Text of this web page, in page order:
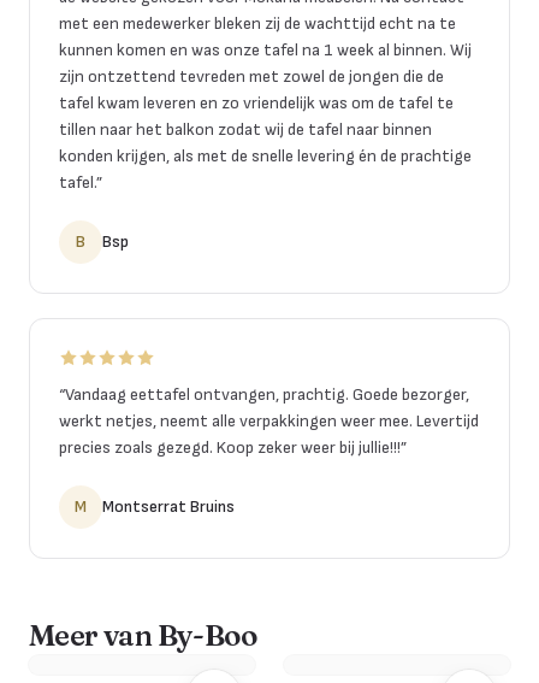
met een medewerker bleken zij de wachttijd echt na te
kunnen komen en was onze tafel na 1 week al binnen. Wij
zijn ontzettend tevreden met zowel de jongen die de
tafel kwam leveren en zo vriendelijk was om de tafel te
tillen naar het balkon zodat wij de tafel naar binnen
konden krijgen, als met de snelle levering én de prachtige
tafel.”
B Bsp
“Vandaag eettafel ontvangen, prachtig. Goede bezorger,
werkt netjes, neemt alle verpakkingen weer mee. Levertijd
precies zoals gezegd. Koop zeker weer bij jullie!!!”
M Montserrat Bruins
Meer van By-Boo